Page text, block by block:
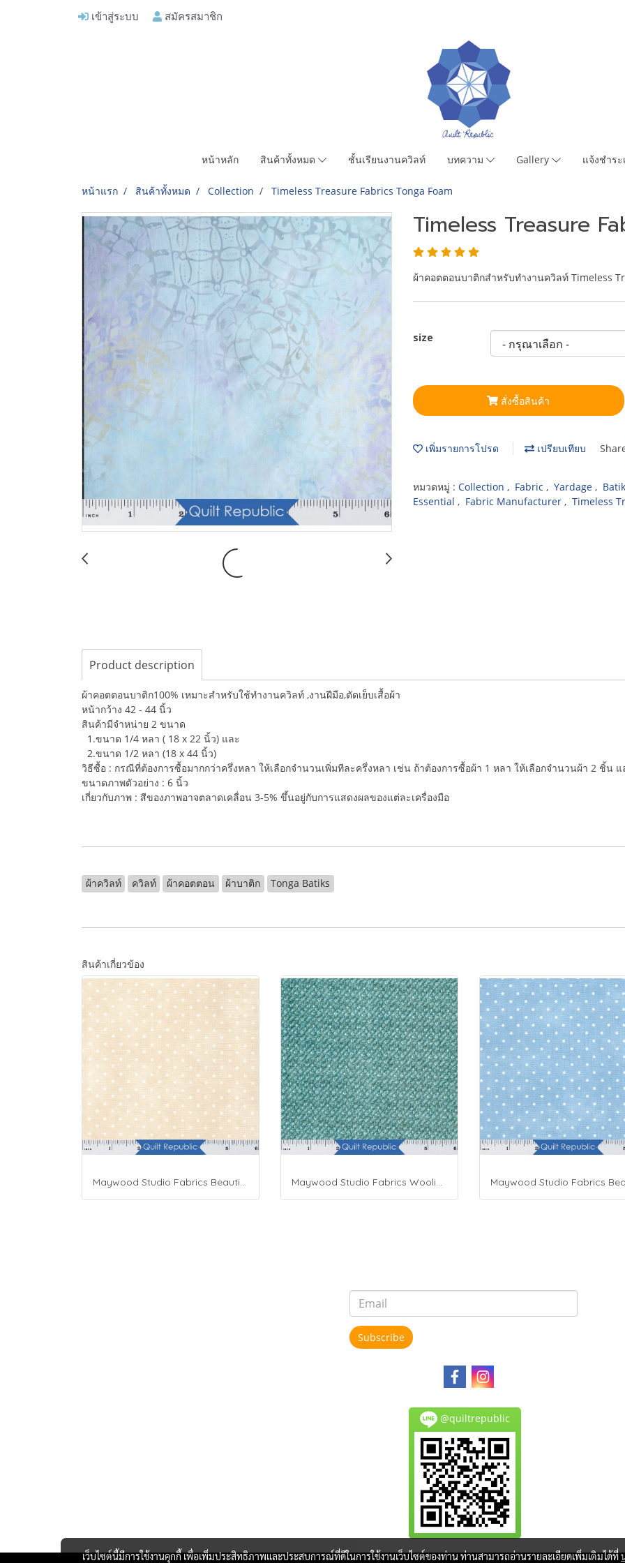
เข้าสู่ระบบ สมัครสมาชิก
หน้าหลัก สินค้าทั้งหมด ชั้นเรียนงานควิลท์ บทความ Gallery แจ้งชำระ
หน้าแรก สินค้าทั้งหมด Collection Timeless Treasure Fabrics Tonga Foam
Timeless Treasure
ผ้าคอตตอนบาติกสำหรับทำงานควิลท์ Timeless
size
สั่งซื้อสินค้า
เพิ่มรายการโปรด เปรียบเทียบ
หมวดหมู่ : Collection , Fabric , Yardage , Batik
Essential , Fabric Manufacturer , Timeless
Product description
ผ้าคอตตอนบาติก100% เหมาะสำหรับใช้ทำงานควิลท์ ,งานฝีมือ,ตัดเย็บเสื้อผ้า
หน้ากว้าง 42 - 44 นิ้ว
สินค้ามีจำหน่าย 2 ขนาด
1.ขนาด 1/4 หลา ( 18 x 22 นิ้ว) และ
2.ขนาด 1/2 หลา (18 x 44 นิ้ว)
วิธีซื้อ : กรณีที่ต้องการซื้อมากกว่าครึ่งหลา ให้เลือกจำนวนเพิ่มทีละครึ่งหลา เช่น ถ้าต้องการซื้อผ้า 1 หลา ให้เลือกจำนวนผ้า 2 ชิ้น
ขนาดภาพตัวอย่าง : 6 นิ้ว
เกี่ยวกับภาพ : สีของภาพอาจตลาดเคลื่อน 3-5% ขึ้นอยู่กับการแสดงผลของแต่ละเครื่องมือ
ผ้าควิลท์ ควิลท์ ผ้าคอตตอน ผ้าบาติก Tonga Batiks
สินค้าเกี่ยวข้อง
Maywood Studio Fabrics Beautiful Basics Cream Maywood Studio Fabrics Woolies Flannel Green
Subscribe
@quiltrepublic
เว็บไซต์นี้มีการใช้งานคุกกี้ เพื่อเพิ่มประสิทธิภาพและประสบการณ์ที่ดีในการใช้งานเว็บไซต์ของท่าน ท่านสามารถอ่านรายละเอียดเพิ่มเติมได้ที่